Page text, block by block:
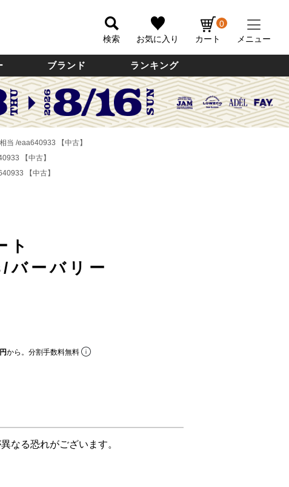
検索 お気に入り カート
0
メニュー
ブランド ランキング
当 /eaa640933 【中古】
【中古】
【中古】
ト
ーバリー
から。分割手数料無料
なる恐れがございます。